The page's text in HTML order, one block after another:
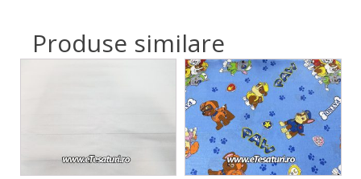
Produse similare